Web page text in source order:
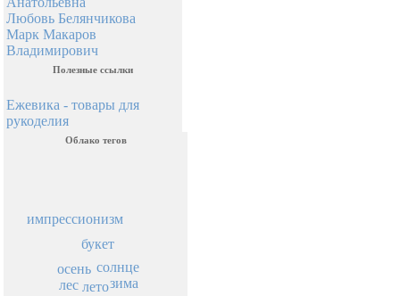
Любовь Белянчикова
Марк Макаров
Владимирович
Полезные ссылки
Ежевика - товары для
рукоделия
Облако тегов
лето
солнце
лес
зима
осень
букет
импрессионизм